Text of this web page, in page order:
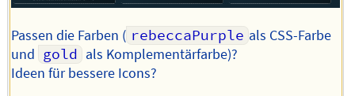
Passen die Farben ( rebeccaPurple als CSS-Farbe
und gold als Komplementärfarbe)?
Ideen für bessere Icons?